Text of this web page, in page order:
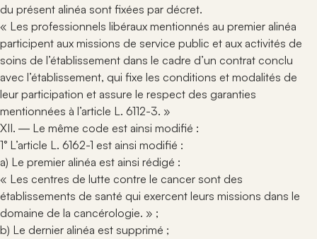
du présent alinéa sont fixées par décret.
« Les professionnels libéraux mentionnés au premier alinéa
participent aux missions de service public et aux activités de
soins de l’établissement dans le cadre d’un contrat conclu
avec l’établissement, qui fixe les conditions et modalités de
leur participation et assure le respect des garanties
mentionnées à l’article L. 6112-3. »
XII. ― Le même code est ainsi modifié :
1° L’article L. 6162-1 est ainsi modifié :
a) Le premier alinéa est ainsi rédigé :
« Les centres de lutte contre le cancer sont des
établissements de santé qui exercent leurs missions dans le
domaine de la cancérologie. » ;
b) Le dernier alinéa est supprimé ;